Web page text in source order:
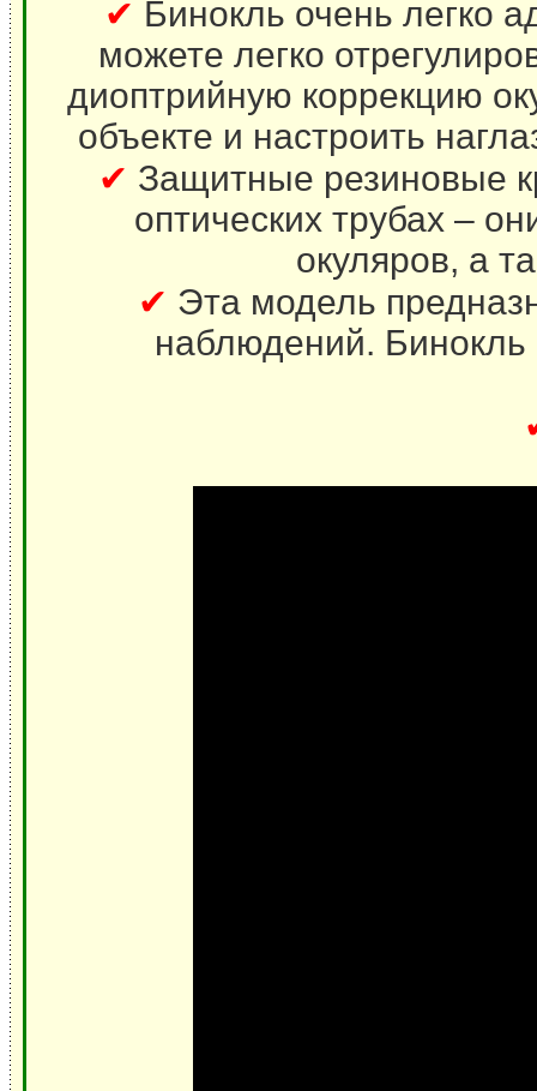
✔ Бинокль очень легко
можете легко
диоптрийную коррекцию
объекте и настроить
✔ Защитные резиновые
оптических трубах –
окуляров, а
✔ Эта модель
наблюдений. Бинокль